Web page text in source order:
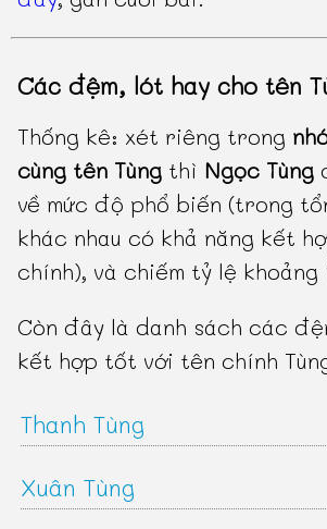
Các đệm, lót hay cho tên
Thống kê: xét riêng trong
cùng tên Tùng thì Ngọc Tùng
về mức độ phổ biến (trong
khác nhau có khả năng kết
chính), và chiếm tỷ lệ khoảng
Còn đây là danh sách các
kết hợp tốt với tên chính
Thanh Tùng
Xuân Tùng